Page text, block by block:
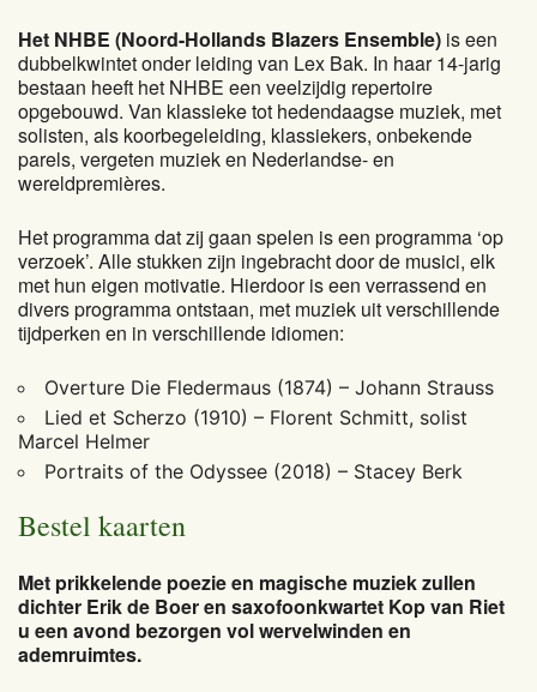
Het NHBE (Noord-Hollands Blazers Ensemble) is een
dubbelkwintet onder leiding van Lex Bak. In haar 14-jarig
bestaan heeft het NHBE een veelzijdig repertoire
opgebouwd. Van klassieke tot hedendaagse muziek, met
solisten, als koorbegeleiding, klassiekers, onbekende
parels, vergeten muziek en Nederlandse- en
wereldpremières.
Het programma dat zij gaan spelen is een programma ‘op
verzoek’. Alle stukken zijn ingebracht door de musici, elk
met hun eigen motivatie. Hierdoor is een verrassend en
divers programma ontstaan, met muziek uit verschillende
tijdperken en in verschillende idiomen:
Overture Die Fledermaus (1874) – Johann Strauss
Lied et Scherzo (1910) – Florent Schmitt, solist
Marcel Helmer
Portraits of the Odyssee (2018) – Stacey Berk
Bestel kaarten
Met prikkelende poezie en magische muziek zullen
dichter Erik de Boer en saxofoonkwartet Kop van Riet
u een avond bezorgen vol wervelwinden en
ademruimtes.